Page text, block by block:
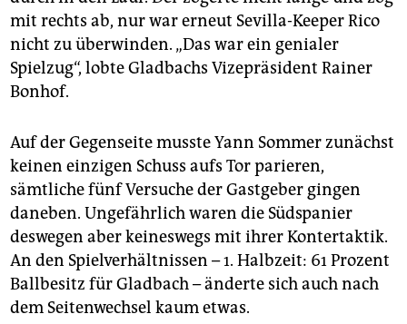
mit rechts ab, nur war erneut Sevilla-Keeper Rico
nicht zu überwinden. „Das war ein genialer
Spielzug“, lobte Gladbachs Vizepräsident Rainer
Bonhof.
Auf der Gegenseite musste Yann Sommer zunächst
keinen einzigen Schuss aufs Tor parieren,
sämtliche fünf Versuche der Gastgeber gingen
daneben. Ungefährlich waren die Südspanier
deswegen aber keineswegs mit ihrer Kontertaktik.
An den Spielverhältnissen – 1. Halbzeit: 61 Prozent
Ballbesitz für Gladbach – änderte sich auch nach
dem Seitenwechsel kaum etwas.